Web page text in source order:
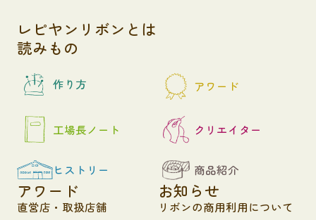
レピヤンリボンとは
読みもの
作り方 アワード
工場長ノート クリエイター
ヒストリー 商品紹介
アワード お知らせ
直営店・取扱店舗 リボンの商用利用について